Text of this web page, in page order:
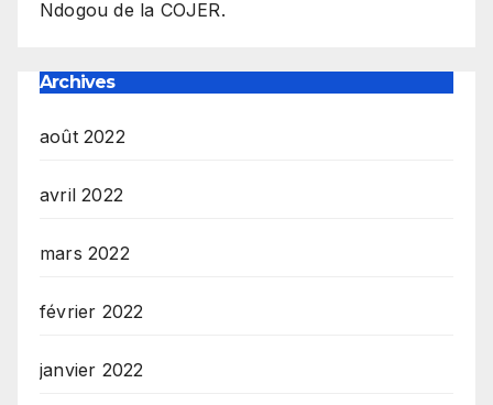
Ndogou de la COJER.
Archives
août 2022
avril 2022
mars 2022
février 2022
janvier 2022